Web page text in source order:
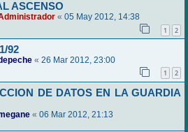
ASCENSO
« 05 May 2012, 14:38
1 2
92
« 26 Mar 2012, 23:00
1 2
DE DATOS EN LA GUARDIA
« 06 Mar 2012, 21:13